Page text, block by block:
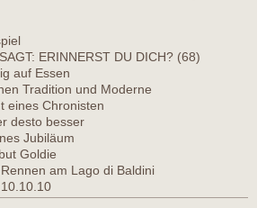
ERINNERST DU DICH? (68)
auf Essen
Tradition und Moderne
eines Chronisten
desto besser
Jubiläum
Goldie
am Lago di Baldini